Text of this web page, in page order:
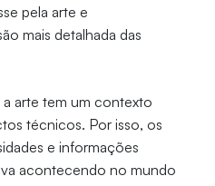
pela arte e
mais detalhada das
arte tem um contexto
técnicos. Por isso, os
e informações
acontecendo no mundo